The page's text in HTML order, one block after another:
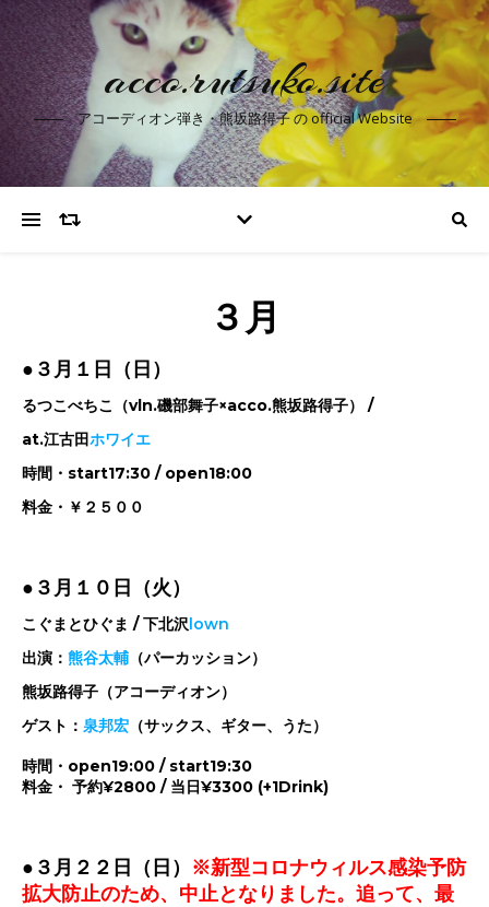
acco.rutsuko.site
アコーディオン弾き・熊坂路得子 の official Website
３月
●３月１日（日）
るつこべちこ（vln.磯部舞子×acco.熊坂路得子） /
at.江古田ホワイエ
時間・start17:30 / open18:00
料金・￥２５００
● ３月１０日（火）
こぐまとひぐま /下北沢lown
出演： 熊谷太輔 （パーカッション）
熊坂路得子（アコーディオン）
ゲスト： 泉邦宏 （サックス、ギター、うた）
時間・open19:00 / start19:30
料金・ 予約¥2800 / 当日¥3300 (+1Drink)
●３月２２日（日） ※新型コロナウィルス感染予防
拡大防止のため、中止となりました。追って、最